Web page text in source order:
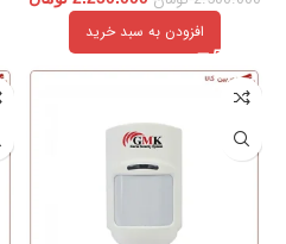
افزودن به سبد خرید